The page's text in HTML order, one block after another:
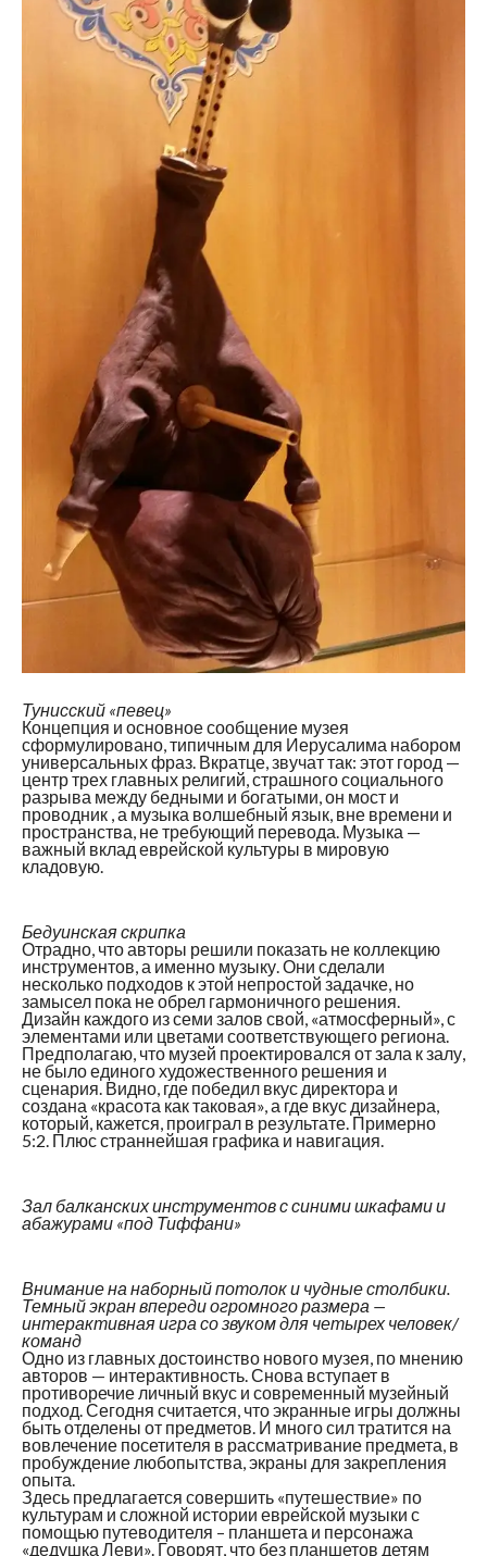
Тунисский «певец»
Концепция и основное сообщение музея
сформулировано, типичным для Иерусалима набором
универсальных фраз. Вкратце, звучат так: этот город —
центр трех главных религий, страшного социального
разрыва между бедными и богатыми, он мост и
проводник , а музыка волшебный язык, вне времени и
пространства, не требующий перевода. Музыка —
важный вклад еврейской культуры в мировую
кладовую.
Бедуинская скрипка
Отрадно, что авторы решили показать не коллекцию
инструментов, а именно музыку. Они сделали
несколько подходов к этой непростой задачке, но
замысел пока не обрел гармоничного решения.
Дизайн каждого из семи залов свой, «атмосферный», с
элементами или цветами соответствующего региона.
Предполагаю, что музей проектировался от зала к залу,
не было единого художественного решения и
сценария. Видно, где победил вкус директора и
создана «красота как таковая», а где вкус дизайнера,
который, кажется, проиграл в результате. Примерно
5:2. Плюс страннейшая графика и навигация.
Зал балканских инструментов с синими шкафами и
абажурами «под Тиффани»
Внимание на наборный потолок и чудные столбики.
Темный экран впереди огромного размера —
интерактивная игра со звуком для четырех человек/
команд
Одно из главных достоинство нового музея, по мнению
авторов — интерактивность. Снова вступает в
противоречие личный вкус и современный музейный
подход. Сегодня считается, что экранные игры должны
быть отделены от предметов. И много сил тратится на
вовлечение посетителя в рассматривание предмета, в
пробуждение любопытства, экраны для закрепления
опыта.
Здесь предлагается совершить «путешествие» по
культурам и сложной истории еврейской музыки с
помощью путеводителя – планшета и персонажа
«дедушка Леви». Говорят, что без планшетов детям